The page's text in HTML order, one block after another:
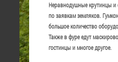
Неравнодушные крутинцы и
по заявкам земляков.
большое количество
Также в фуре едут
гостинцы и многое другое.